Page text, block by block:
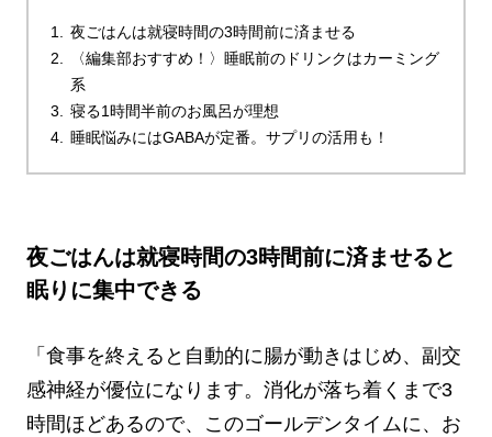
夜ごはんは就寝時間の3時間前に済ませる
〈編集部おすすめ！〉睡眠前のドリンクはカーミング
系
寝る1時間半前のお風呂が理想
睡眠悩みにはGABAが定番。サプリの活用も！
夜ごはんは就寝時間の3時間前に済ませると
眠りに集中できる
「食事を終えると自動的に腸が動きはじめ、副交
感神経が優位になります。消化が落ち着くまで3
時間ほどあるので、このゴールデンタイムに、お